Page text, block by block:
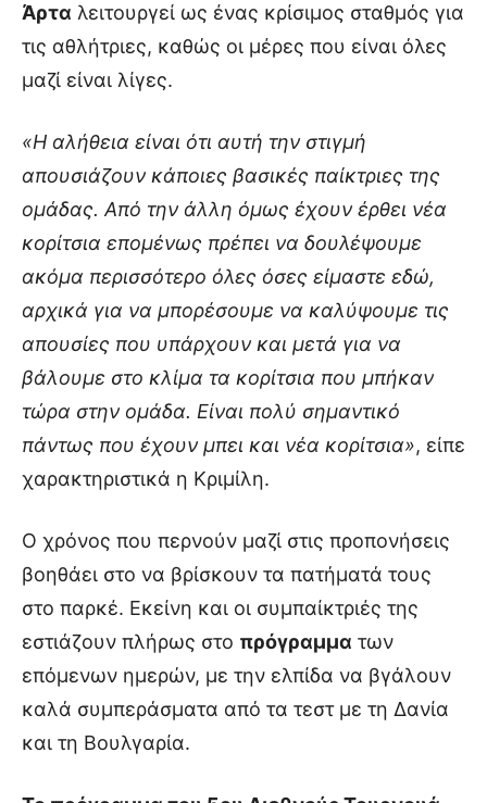
Άρτα λειτουργεί ως ένας κρίσιμος σταθμός για
τις αθλήτριες, καθώς οι μέρες που είναι όλες
μαζί είναι λίγες.
«Η αλήθεια είναι ότι αυτή την στιγμή
απουσιάζουν κάποιες βασικές παίκτριες της
ομάδας. Από την άλλη όμως έχουν έρθει νέα
κορίτσια επομένως πρέπει να δουλέψουμε
ακόμα περισσότερο όλες όσες είμαστε εδώ,
αρχικά για να μπορέσουμε να καλύψουμε τις
απουσίες που υπάρχουν και μετά για να
βάλουμε στο κλίμα τα κορίτσια που μπήκαν
τώρα στην ομάδα. Είναι πολύ σημαντικό
πάντως που έχουν μπει και νέα κορίτσια», είπε
χαρακτηριστικά η Κριμίλη.
Ο χρόνος που περνούν μαζί στις προπονήσεις
βοηθάει στο να βρίσκουν τα πατήματά τους
στο παρκέ. Εκείνη και οι συμπαίκτριές της
εστιάζουν πλήρως στο πρόγραμμα των
επόμενων ημερών, με την ελπίδα να βγάλουν
καλά συμπεράσματα από τα τεστ με τη Δανία
και τη Βουλγαρία.